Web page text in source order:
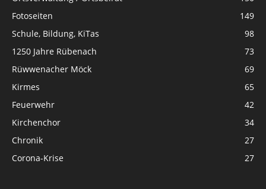
Fotoseiten
149
Schule, Bildung, KiTas
98
1250 Jahre Rübenach
73
Rüwwenacher Möck
69
Kirmes
65
Feuerwehr
42
Kirchenchor
34
Chronik
27
Corona-Krise
27